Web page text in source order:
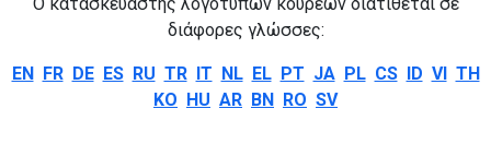
διάφορες γλώσσες:
EN FR DE ES RU TR IT NL EL PT JA PL CS ID VI TH
KO HU AR BN RO SV